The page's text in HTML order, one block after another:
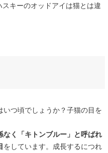
キーのオッドアイは猫とは違
いつ頃でしょうか？子猫の目を
なく「キトンブルー」と呼ばれ
をしています。成長するにつれ